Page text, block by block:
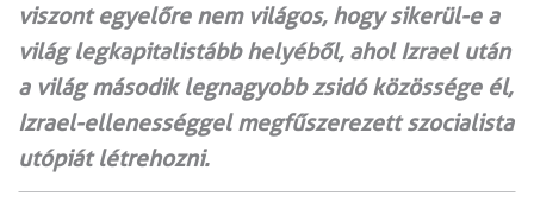
viszont egyelőre nem világos, hogy sikerül-e a
világ legkapitalistább helyéből, ahol Izrael után
a világ második legnagyobb zsidó közössége él,
Izrael-ellenességgel megfűszerezett szocialista
utópiát létrehozni.